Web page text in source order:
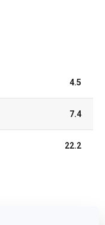
4.5
7.4
22.2